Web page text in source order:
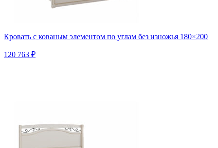
Кровать с кованым элементом по углам без изножья 180×200
120 763 ₽